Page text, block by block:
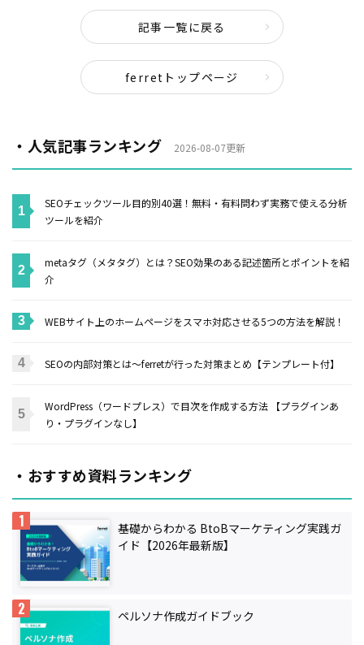
記事一覧に戻る
ferretトップページ
・人気記事ランキング 2026-08-07更新
SEOチェックツール目的別40選！無料・有料問わず実務で使える分析
ツールを紹介
metaタグ（メタタグ）とは？SEO効果のある記述箇所とポイントを紹
介
WEBサイト上のホームページをスマホ対応させる5つの方法を解説！
SEOの内部対策とは〜ferretが行った対策まとめ【テンプレート付】
WordPress（ワードプレス）で目次を作成する方法 【プラグインあ
り・プラグインなし】
・おすすめ資料ランキング
基礎からわかる BtoBマーケティング実践ガ
イド【2026年最新版】
ペルソナ作成ガイドブック